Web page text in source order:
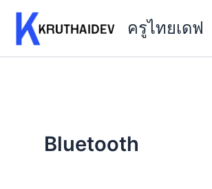
content
ครูไทยเดฟ
Bluetooth